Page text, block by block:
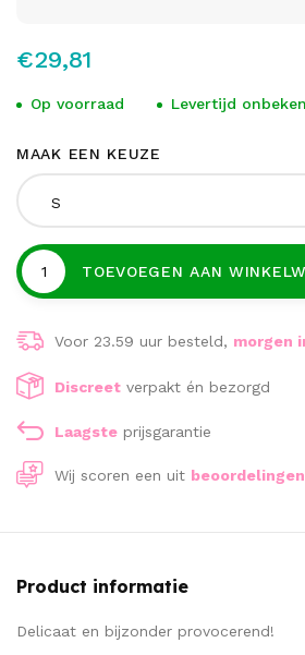
€29,81
Op voorraad Levertijd
MAAK EEN KEUZE
S
TOEVOEGEN AAN
Voor 23.59 uur besteld, morgen
Discreet verpakt én bezorgd
Laagste prijsgarantie
Wij scoren een uit beoordelingen
Product informatie
Delicaat en bijzonder provocerend!